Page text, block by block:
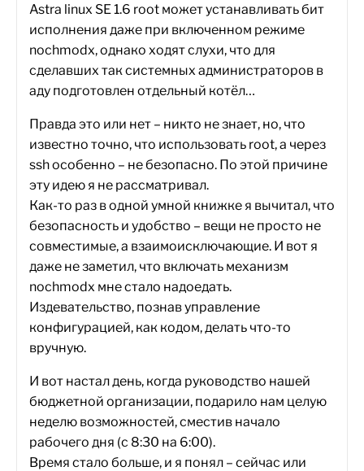
Astra linux SE 1.6 root может устанавливать бит
исполнения даже при включенном режиме
nochmodx, однако ходят слухи, что для
сделавших так системных администраторов в
аду подготовлен отдельный котёл…
Правда это или нет – никто не знает, но, что
известно точно, что использовать root, а через
ssh особенно – не безопасно. По этой причине
эту идею я не рассматривал.
Как-то раз в одной умной книжке я вычитал, что
безопасность и удобство – вещи не просто не
совместимые, а взаимоисключающие. И вот я
даже не заметил, что включать механизм
nochmodx мне стало надоедать.
Издевательство, познав управление
конфигурацией, как кодом, делать что-то
вручную.
И вот настал день, когда руководство нашей
бюджетной организации, подарило нам целую
неделю возможностей, сместив начало
рабочего дня (с 8:30 на 6:00).
Время стало больше, и я понял – сейчас или